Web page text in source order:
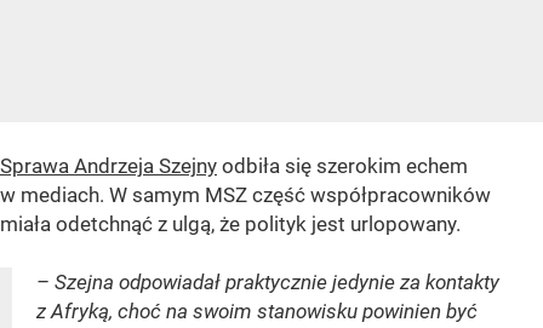
Sprawa Andrzeja Szejny odbiła się szerokim echem
w mediach. W samym MSZ część współpracowników
miała odetchnąć z ulgą, że polityk jest urlopowany.
– Szejna odpowiadał praktycznie jedynie za kontakty
z Afryką, choć na swoim stanowisku powinien być